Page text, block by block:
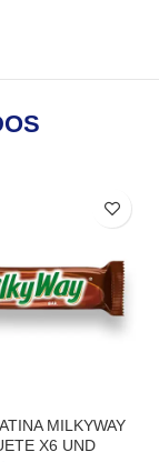
MILKYWAY
X6 UND